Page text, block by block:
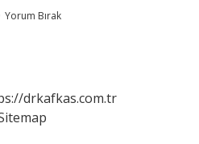
Yorum Bırak
drkafkas.com.tr